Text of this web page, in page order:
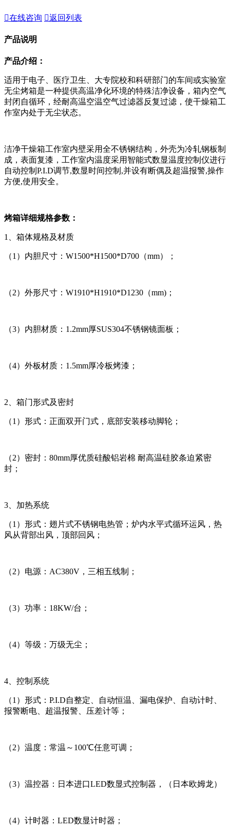
在线咨询 返回列表
产品说明
产品介绍：
适用于电子、医疗卫生、大专院校和科研部门的车间或实验室
无尘烤箱是一种提供高温净化环境的特殊洁净设备，箱内空气
封闭自循环，经耐高温空温空气过滤器反复过滤，使干燥箱工
作室内处于无尘状态。
洁净干燥箱工作室内壁采用全不锈钢结构，外壳为冷轧钢板制
成，表面复漆，工作室内温度采用智能式数显温度控制仪进行
自动控制P.I.D调节,数显时间控制,并设有断偶及超温报警,操作
方便,使用安全。
烤箱详细规格参数：
1、箱体规格及材质
（1）内胆尺寸：W1500*H1500*D700（mm）；
（2）外形尺寸：W1910*H1910*D1230（mm)；
（3）内胆材质：1.2mm厚SUS304不锈钢镜面板；
（4）外板材质：1.5mm厚冷板烤漆；
2、箱门形式及密封
（1）形式：正面双开门式，底部安装移动脚轮；
（2）密封：80mm厚优质硅酸铝岩棉 耐高温硅胶条迫紧密
封；
3、加热系统
（1）形式：翅片式不锈钢电热管；炉内水平式循环运风，热
风从背部出风，顶部回风；
（2）电源：AC380V，三相五线制；
（3）功率：18KW/台；
（4）等级：万级无尘；
4、控制系统
（1）形式：P.I.D自整定、自动恒温、漏电保护、自动计时、
报警断电、超温报警、压差计等；
（2）温度：常温～100℃任意可调；
（3）温控器：日本进口LED数显式控制器，（日本欧姆龙）
（4）计时器：LED数显计时器；